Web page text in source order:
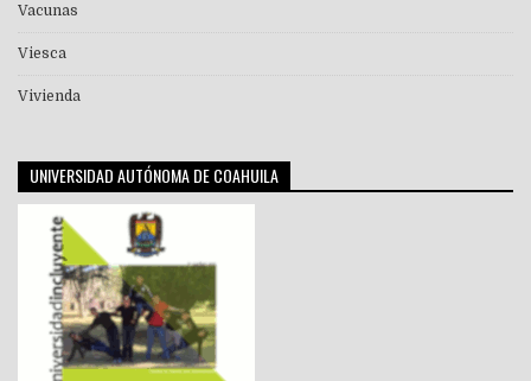
Vacunas
Viesca
Vivienda
UNIVERSIDAD AUTÓNOMA DE COAHUILA